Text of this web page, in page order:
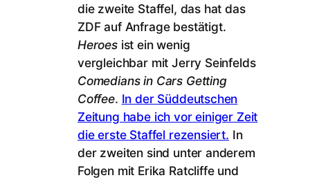
die zweite Staffel, das hat das
ZDF auf Anfrage bestätigt.
Heroes ist ein wenig
vergleichbar mit Jerry Seinfelds
Comedians in Cars Getting
Coffee. In der Süddeutschen
Zeitung habe ich vor einiger Zeit
die erste Staffel rezensiert. In
der zweiten sind unter anderem
Folgen mit Erika Ratcliffe und